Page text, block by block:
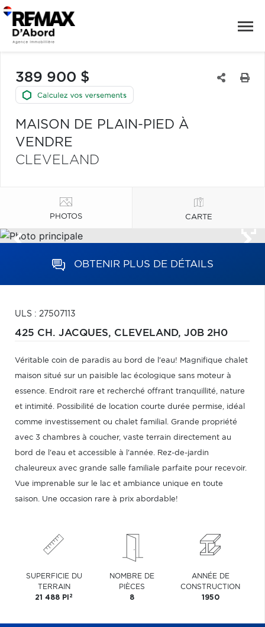
389 900 $
MAISON DE PLAIN-PIED À
VENDRE
CLEVELAND
PHOTOS CARTE
OBTENIR PLUS DE DÉTAILS
ULS : 27507113
425 CH. JACQUES, CLEVELAND, J0B 2H0
Véritable coin de paradis au bord de l'eau! Magnifique chalet
maison situé sur un paisible lac écologique sans moteur à
essence. Endroit rare et recherché offrant tranquillité, nature
et intimité. Possibilité de location courte durée permise, idéal
comme investissement ou chalet familial. Grande propriété
avec 3 chambres à coucher, vaste terrain directement au
bord de l'eau et accessible à l'année. Rez-de-jardin
chaleureux avec grande salle familiale parfaite pour recevoir.
Vue imprenable sur le lac et ambiance unique en toute
saison. Une occasion rare à prix abordable!
SUPERFICIE DU
TERRAIN
21 488 PI 2
NOMBRE DE
PIÈCES
8
ANNÉE DE
CONSTRUCTION
1950